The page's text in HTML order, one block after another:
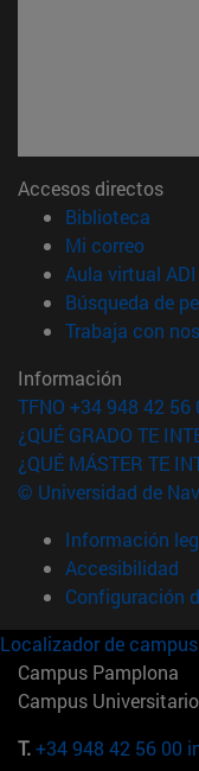
Accesos directos
Biblioteca
Mi correo(abre
Aula virtual ADI
Búsqueda de
Trabaja con
Información
TFNO +34 948 42 56
¿QUÉ GRADO TE
¿QUÉ MÁSTER TE
© Universidad de
Información
Accesibilidad
Configuración
Localizador de campus
Campus Pamplona
Campus
T.+34 948 42 56 00